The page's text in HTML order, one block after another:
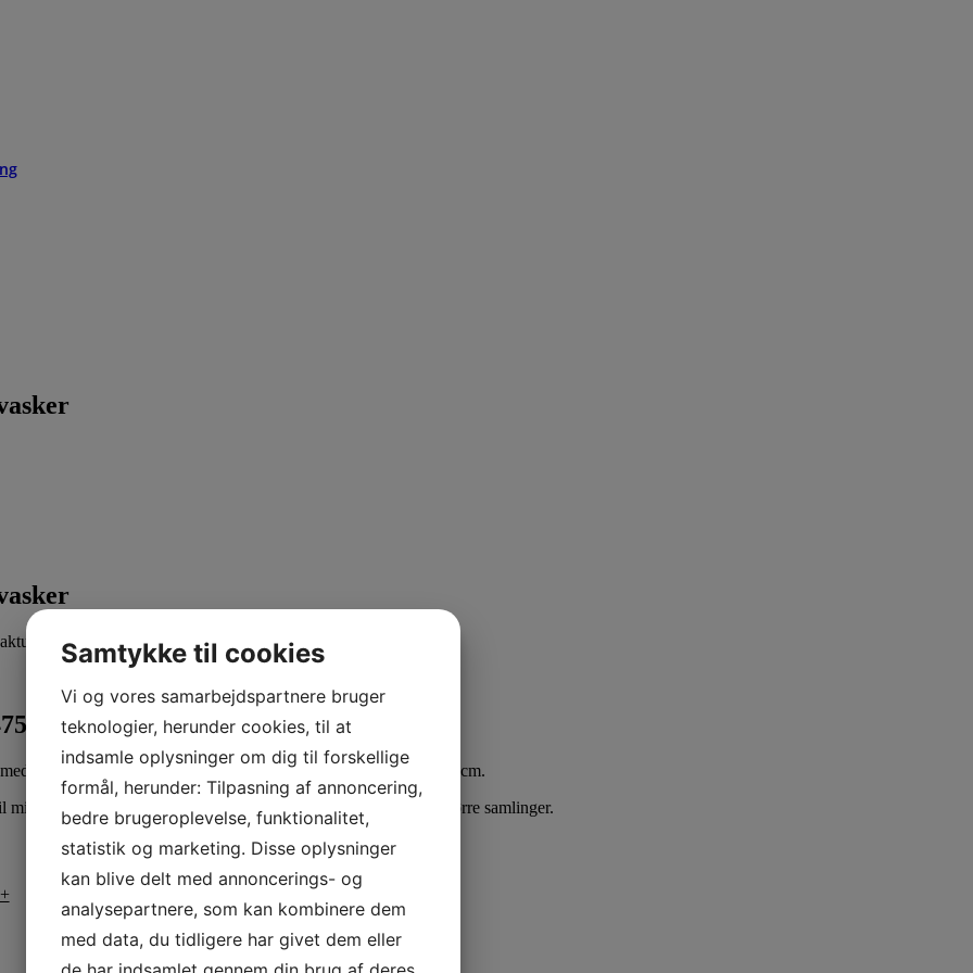
pris er: kr.41.500,00. kr. 51.875,00 inkl. moms
kvm/timen | Arbejdsbredde 55cm
to roterende cylindriske børster og har en arbejdsbredde på 55 cm.
arealer, hurtig vedligeholdelsesrengøring og gulve med større samlinger.
+
Samtykke til cookies
Vi og vores samarbejdspartnere bruger
teknologier, herunder cookies, til at
indsamle oplysninger om dig til forskellige
formål, herunder: Tilpasning af annoncering,
bedre brugeroplevelse, funktionalitet,
statistik og marketing. Disse oplysninger
kan blive delt med annoncerings- og
analysepartnere, som kan kombinere dem
med data, du tidligere har givet dem eller